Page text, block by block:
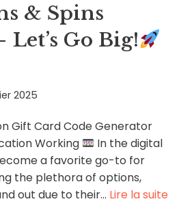
& Spins
Go Big!
2025
Gift Card Code Generator
Working
In the digital
a favorite go-to for
the plethora of options,
out due to their… Lire la suite